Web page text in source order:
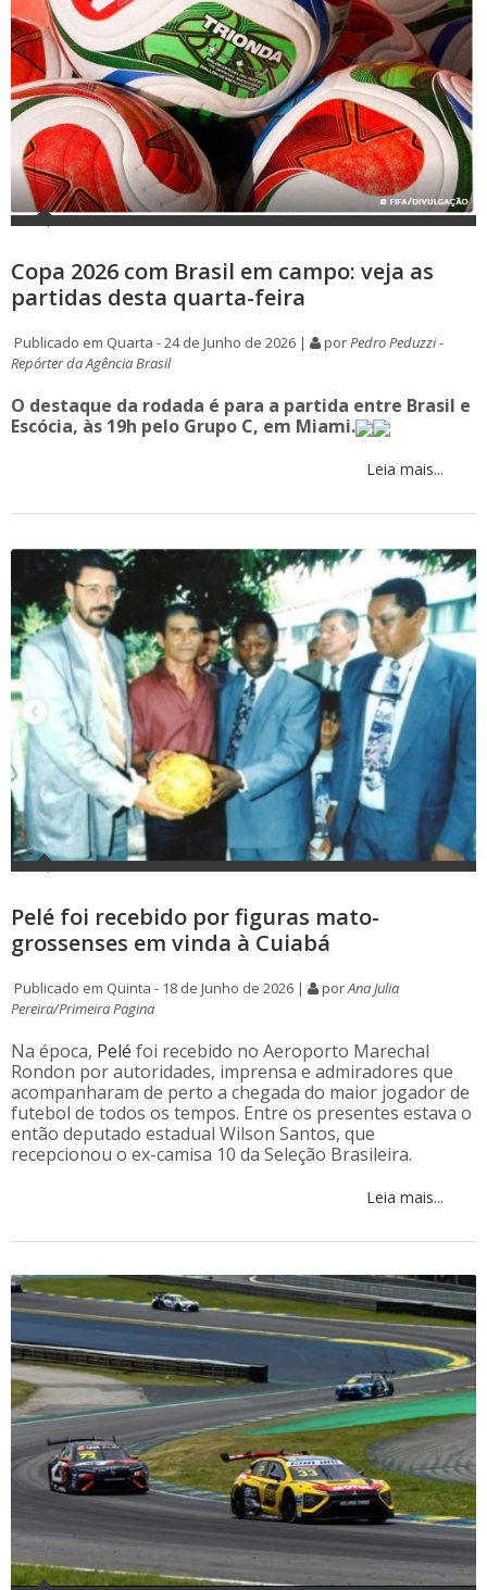
Copa 2026 com Brasil em campo: veja as
partidas desta quarta-feira
Publicado em Quarta - 24 de Junho de 2026 | porPedro Peduzzi -
Repórter da Agência Brasil
O destaque da rodada é para a partida entre Brasil e
Escócia, às 19h pelo Grupo C, em Miami.
Leia mais...
Pelé foi recebido por figuras mato-
grossenses em vinda à Cuiabá
Publicado em Quinta - 18 de Junho de 2026 | porAna Julia
Pereira/Primeira Pagina
Na época, Pelé foi recebido no Aeroporto Marechal
Rondon por autoridades, imprensa e admiradores que
acompanharam de perto a chegada do maior jogador de
futebol de todos os tempos. Entre os presentes estava o
então deputado estadual Wilson Santos, que
recepcionou o ex-camisa 10 da Seleção Brasileira.
Leia mais...